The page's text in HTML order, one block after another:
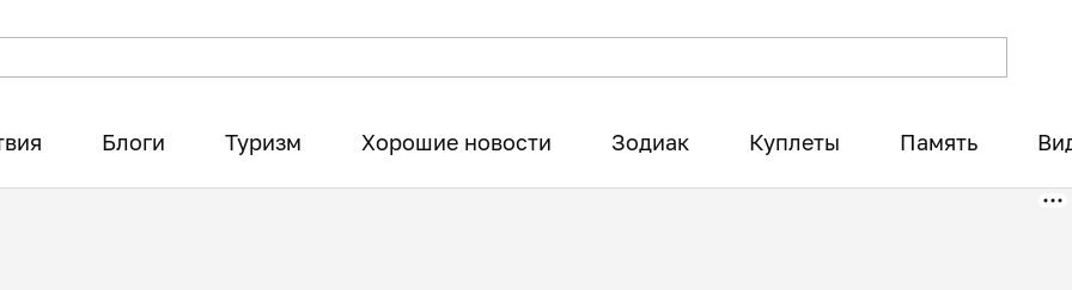
Блоги Туризм Хорошие новости Зодиак Куплеты Память